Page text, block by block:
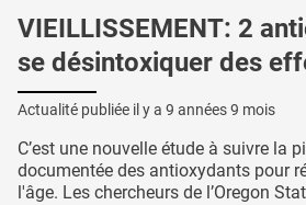
VIEILLISSEMENT: 2
se désintoxiquer des
Actualité publiée il y a 9 années 9 mois
C’est une nouvelle étude à suivre la
documentée des antioxydants pour
l'âge. Les chercheurs de l’Oregon